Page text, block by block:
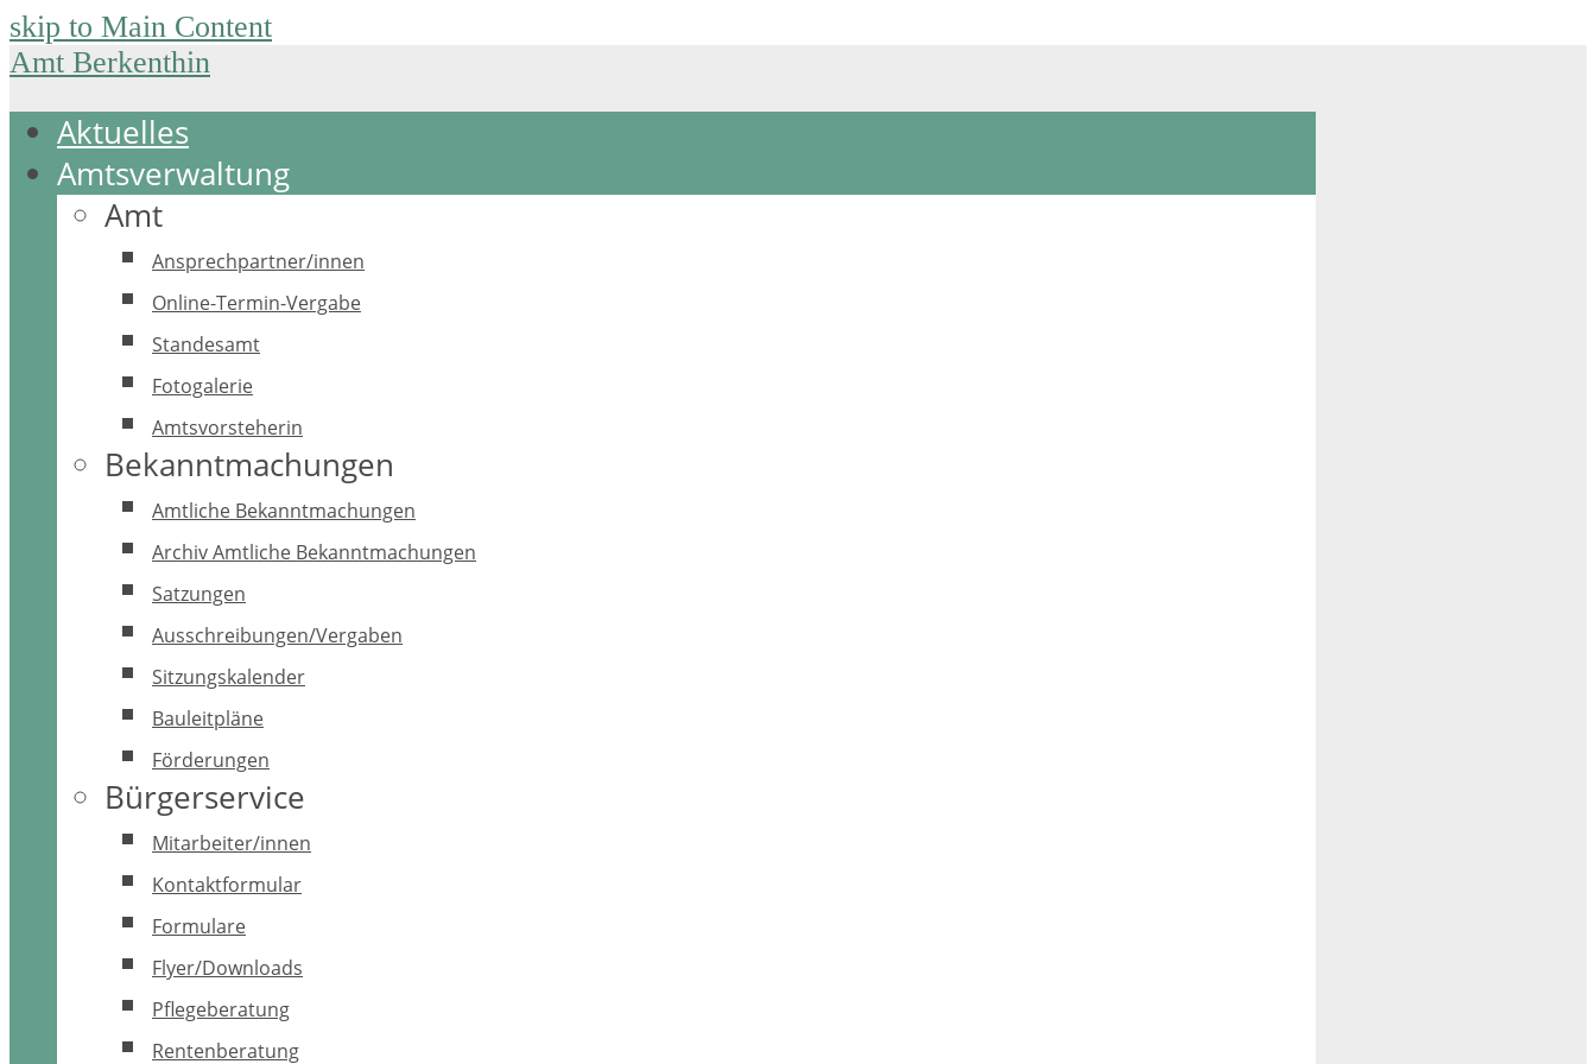
skip to Main Content
Amt Berkenthin
Aktuelles
Amtsverwaltung
Amt
Ansprechpartner/innen
Online-Termin-Vergabe
Standesamt
Fotogalerie
Amtsvorsteherin
Bekanntmachungen
Amtliche Bekanntmachungen
Archiv Amtliche Bekanntmachungen
Satzungen
Ausschreibungen/Vergaben
Sitzungskalender
Bauleitpläne
Förderungen
Bürgerservice
Mitarbeiter/innen
Kontaktformular
Formulare
Flyer/Downloads
Pflegeberatung
Rentenberatung